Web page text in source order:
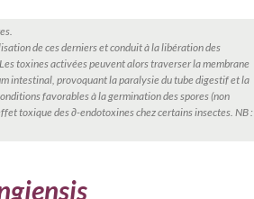
de ces derniers et conduit à la libération des
toxines activées peuvent alors traverser la membrane
intestinal, provoquant la paralysie du tube digestif et la
favorables à la germination des spores (non
toxique des ∂-endotoxines chez certains insectes. NB :